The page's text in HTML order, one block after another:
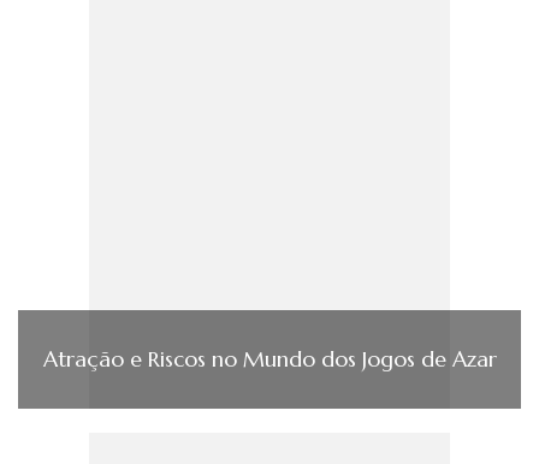
Atração e Riscos no Mundo dos Jogos de Azar